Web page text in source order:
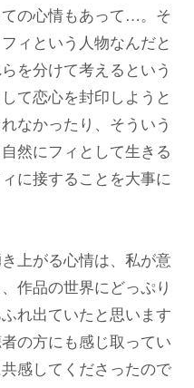
の心情もあって…。そ
ィという人物なんだと
を分けて考えるという
て恋心を封印しようと
なかったり、そういう
然にフィとして生きる
に接することを大事に
上がる心情は、私が意
作品の世界にどっぷり
れ出ていたと思います
の方にも感じ取ってい
感してくださったので